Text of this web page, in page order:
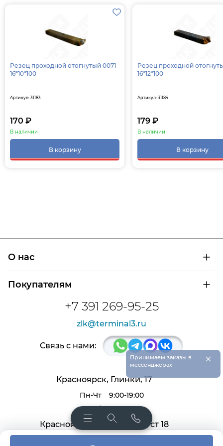
Резец проходной отогнутый 0071
16*10*100
Артикул: 31183
170 ₽
В наличии
В корзину
Резец проходной
16*12*100
Артикул: 31184
179 ₽
В наличии
В корзину
+7 391 269-95-25
zlk@terminal3.ru
О нас
Сертификаты на продукцию
Покупателям
Доставка и оплата
Расшифровка маркировки подшипников
Связь с нами:
Красноярск, Глинки, 17
Пн-Чт
9:00-19:00
Пт, Сб
9:00-18:00
Красноярск, Крас. раб. 27, ст 18
Принимаем заказы в
мессенджерах
×